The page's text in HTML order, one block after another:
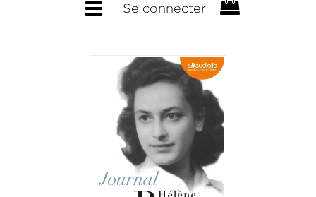
Se connecter